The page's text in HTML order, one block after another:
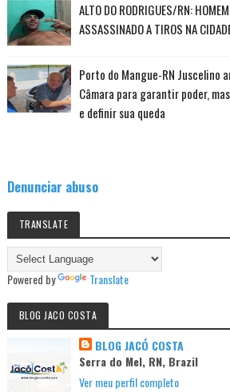
ALTO DO RODRIGUES/RN:
ASSASSINADO A TIROS NA
Porto do Mangue-RN Juscelino
Câmara para garantir poder,
e definir sua queda
Denunciar abuso
TRANSLATE
Powered by Translate
BLOG JACO COSTA
BLOG JACÓ COSTA
Serra do Mel, RN, Brazil
Ver meu perfil completo